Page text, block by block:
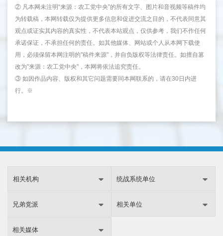
② 凡本网未注明“来源：农工党中央”的所有文字、图片和音视频等稿件均
为转载稿，本网转载仅为提供更多信息和促进交流之目的，不代表同意其
观点或证实其内容的真实性，不代表本站观点，仅供参考，我们不作任何
承诺保证，不承担任何的责任。如其他媒体、网站或个人从本网下载使
用，必须保留本网注明的"稿件来源"，并自负版权等法律责任。如擅自篡
改为"来源：农工党中央"，本网将依法追究责任。
③ 如因作品内容、版权和其它问题需要同本网联系的，请在30日内进
行。※
相关机构 统战系统单位
兄弟党派 相关单位
相关媒体